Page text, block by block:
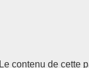
Le contenu de cette